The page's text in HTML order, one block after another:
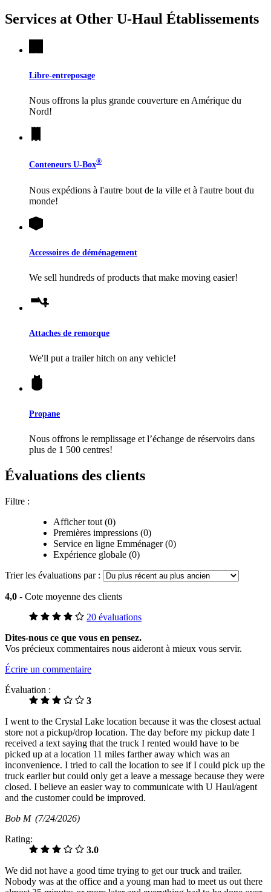
Services at Other U-Haul Établissements
Libre-entreposage
Nous offrons la plus grande couverture en Amérique du
Nord!
Conteneurs U-Box®
Nous expédions à l'autre bout de la ville et à l'autre bout du
monde!
Accessoires de déménagement
We sell hundreds of products that make moving easier!
Attaches de remorque
We'll put a trailer hitch on any vehicle!
Propane
Nous offrons le remplissage et l’échange de réservoirs dans
plus de 1 500 centres!
Évaluations des clients
Filtre :
Afficher tout (0)
Premières impressions (0)
Service en ligne Emménager (0)
Expérience globale (0)
Trier les évaluations par :
4,0 - Cote moyenne des clients
20 évaluations
Dites-nous ce que vous en pensez.
Vos précieux commentaires nous aideront à mieux vous servir.
Écrire un commentaire
Évaluation :
3
I went to the Crystal Lake location because it was the closest actual
store not a pickup/drop location. The day before my pickup date I
received a text saying that the truck I rented would have to be
picked up at a location 11 miles farther away which was an
inconvenience. I tried to call the location to see if I could pick up the
truck earlier but could only get a leave a message because they were
closed. I believe an easier way to communicate with U Haul/agent
and the customer could be improved.
Bob M (7/24/2026)
Rating:
3.0
We did not have a good time trying to get our truck and trailer.
Nobody was at the office and a young man had to meet us out there